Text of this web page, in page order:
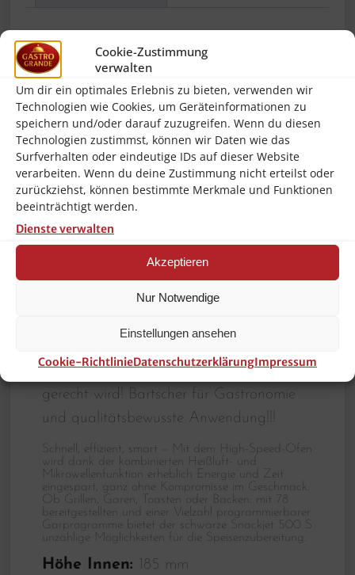
Cookie-Zustimmung
verwalten
Um dir ein optimales Erlebnis zu bieten, verwenden wir
Technologien wie Cookies, um Geräteinformationen zu
speichern und/oder darauf zuzugreifen. Wenn du diesen
Technologien zustimmst, können wir Daten wie das
Surfverhalten oder eindeutige IDs auf dieser Website
verarbeiten. Wenn du deine Zustimmung nicht erteilst oder
zurückziehst, können bestimmte Merkmale und Funktionen
beeinträchtigt werden.
Dienste verwalten
Akzeptieren
Nur Notwendige
Einstellungen ansehen
Cookie-RichtlinieDatenschutzerklärungImpressum
Beschreibung
Die FirmaBartscherwurde bereits im
Jahr 1876 gegründet und gehört heute zur
Spitzengruppe der Hersteller von
Großküchentechnik und Kleingeräten für
Gastronomie und Haushalt. Die Geräte
von Bartscher begeistern neben
erfahrenen Gastronomen auch
leicht zu reinigende Produkte herstellt. Bei
welches auch hohen Anforderungen
gerecht wird! Bartscher für Gastronomie
und qualitätsbewusste Anwendung!!!
Schnell, effizient, smart – Mit dem High-Speed-Ofen
wird dank der kombinierten Heißluft- und
Mikrowellenfunktion erheblich Energie und Zeit
eingespart, ganz ohne Kompromisse im Geschmack.
Ob Grillen, Garen, Toasten oder Backen: mit 78
bereitgestellten und einer Vielzahl programmierbarer
Garprogramme bietet der schwarze Snackjet 500 S
unzählige Möglichkeiten für die Speisenzubereitung.
Höhe Innen: 185 mm